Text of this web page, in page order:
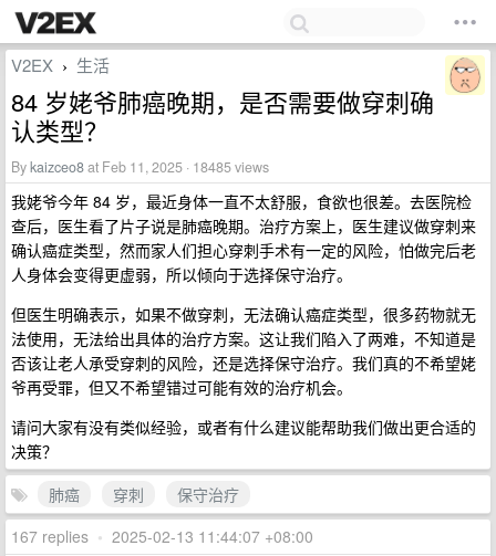
V2EX › 生活
84 岁姥爷肺癌晚期，是否需要做穿刺确
认类型？
Bykaizceo8at Feb 11, 2025 · 18485 views
我姥爷今年 84 岁，最近身体一直不太舒服，食欲也很差。去医院检
查后，医生看了片子说是肺癌晚期。治疗方案上，医生建议做穿刺来
确认癌症类型，然而家人们担心穿刺手术有一定的风险，怕做完后老
人身体会变得更虚弱，所以倾向于选择保守治疗。
但医生明确表示，如果不做穿刺，无法确认癌症类型，很多药物就无
法使用，无法给出具体的治疗方案。这让我们陷入了两难，不知道是
否该让老人承受穿刺的风险，还是选择保守治疗。我们真的不希望姥
爷再受罪，但又不希望错过可能有效的治疗机会。
请问大家有没有类似经验，或者有什么建议能帮助我们做出更合适的
决策？
肺癌
穿刺
保守治疗
167 replies • 2025-02-13 11:44:07 +08:00